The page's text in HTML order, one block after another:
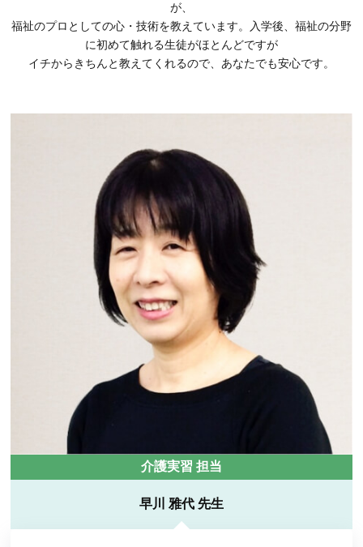
幅広い学び
が、
福祉のプロとしての心・技術を教えています。入学後、福祉の分野
に初めて触れる生徒がほとんどですが
イチからきちんと教えてくれるので、あなたでも安心です。
介護実習 担当
早川 雅代 先生